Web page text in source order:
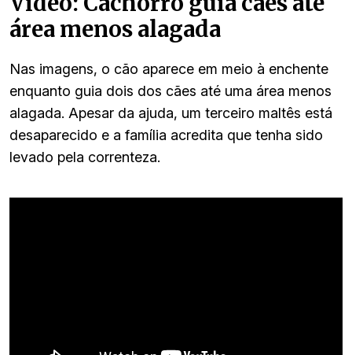
área menos alagada
Nas imagens, o cão aparece em meio à enchente
enquanto guia dois dos cães até uma área menos
alagada. Apesar da ajuda, um terceiro maltês está
desaparecido e a família acredita que tenha sido
levado pela correnteza.